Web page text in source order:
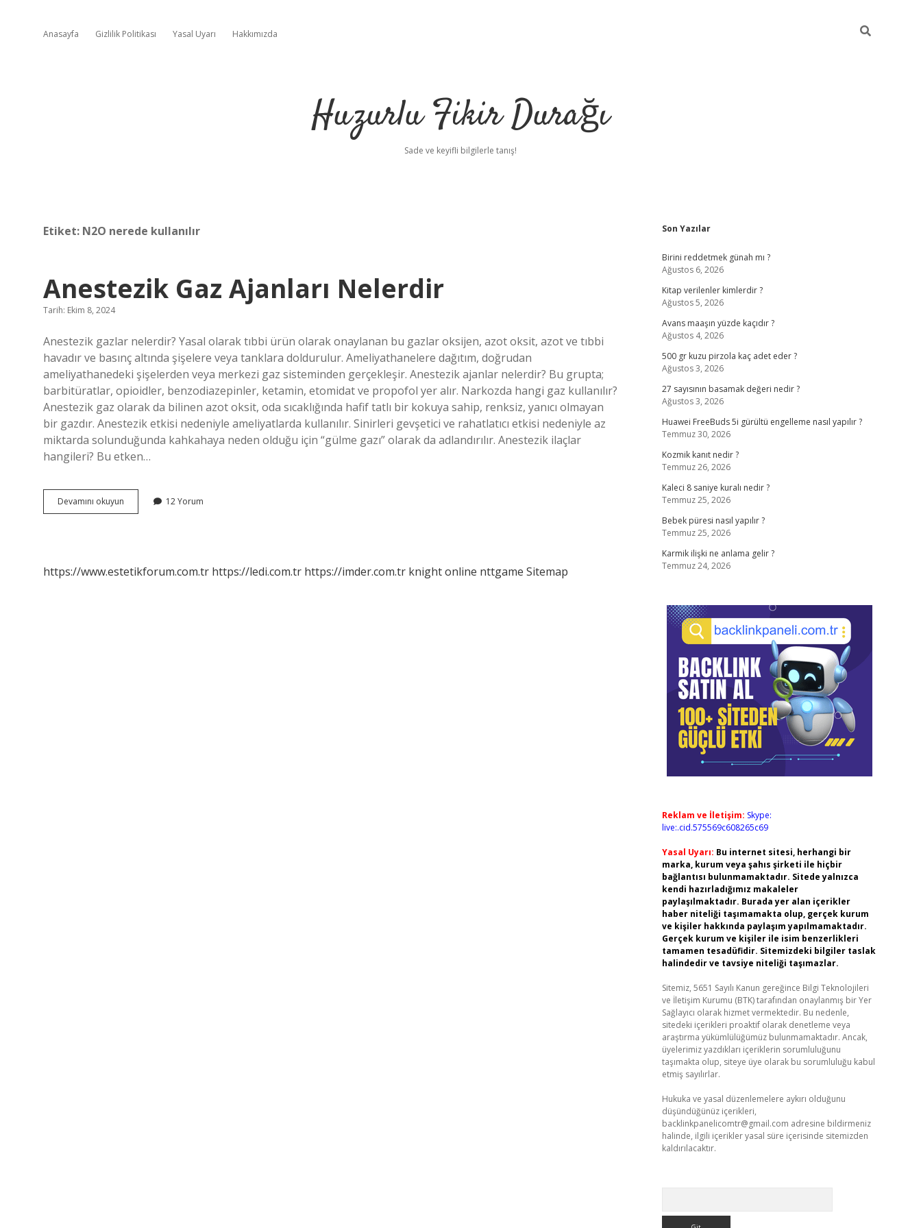
Anasayfa Gizlilik Politikası Yasal Uyarı Hakkımızda
Huzurlu Fikir Durağı
Sade ve keyifli bilgilerle tanış!
Etiket: N2O nerede kullanılır
Anestezik Gaz Ajanları Nelerdir
Tarih: Ekim 8, 2024
Anestezik gazlar nelerdir? Yasal olarak tıbbi ürün olarak onaylanan bu gazlar oksijen, azot oksit, azot ve tıbbi
havadır ve basınç altında şişelere veya tanklara doldurulur. Ameliyathanelere dağıtım, doğrudan
ameliyathanedeki şişelerden veya merkezi gaz sisteminden gerçekleşir. Anestezik ajanlar nelerdir? Bu grupta;
barbitüratlar, opioidler, benzodiazepinler, ketamin, etomidat ve propofol yer alır. Narkozda hangi gaz kullanılır?
Anestezik gaz olarak da bilinen azot oksit, oda sıcaklığında hafif tatlı bir kokuya sahip, renksiz, yanıcı olmayan
bir gazdır. Anestezik etkisi nedeniyle ameliyatlarda kullanılır. Sinirleri gevşetici ve rahatlatıcı etkisi nedeniyle az
miktarda solunduğunda kahkahaya neden olduğu için “gülme gazı” olarak da adlandırılır. Anestezik ilaçlar
hangileri? Bu etken…
Devamını okuyun Anestezik
Gaz
12 Yorum
https://www.estetikforum.com.tr https://ledi.com.tr https://imder.com.tr knight online nttgame Sitemap
Sidebar
Son Yazılar
Birini reddetmek günah mı ?
Ağustos 6, 2026
Kitap verilenler kimlerdir ?
Ağustos 5, 2026
Avans maaşın yüzde kaçıdır ?
Ağustos 4, 2026
500 gr kuzu pirzola kaç adet eder ?
Ağustos 3, 2026
27 sayısının basamak değeri nedir ?
Ağustos 3, 2026
Huawei FreeBuds 5i gürültü engelleme nasıl yapılır ?
Temmuz 30, 2026
Kozmik kanıt nedir ?
Temmuz 26, 2026
Kaleci 8 saniye kuralı nedir ?
Temmuz 25, 2026
Bebek püresi nasıl yapılır ?
Temmuz 25, 2026
Karmik ilişki ne anlama gelir ?
Temmuz 24, 2026
Reklam ve İletişim: Skype:
live:.cid.575569c608265c69
Yasal Uyarı: Bu internet sitesi, herhangi bir
marka, kurum veya şahıs şirketi ile hiçbir
bağlantısı bulunmamaktadır. Sitede yalnızca
kendi hazırladığımız makaleler
paylaşılmaktadır. Burada yer alan içerikler
haber niteliği taşımamakta olup, gerçek kurum
ve kişiler hakkında paylaşım yapılmamaktadır.
Gerçek kurum ve kişiler ile isim benzerlikleri
tamamen tesadüfidir. Sitemizdeki bilgiler taslak
halindedir ve tavsiye niteliği taşımazlar.
Sitemiz, 5651 Sayılı Kanun gereğince Bilgi Teknolojileri
ve İletişim Kurumu (BTK) tarafından onaylanmış bir Yer
Sağlayıcı olarak hizmet vermektedir. Bu nedenle,
sitedeki içerikleri proaktif olarak denetleme veya
araştırma yükümlülüğümüz bulunmamaktadır. Ancak,
üyelerimiz yazdıkları içeriklerin sorumluluğunu
taşımakta olup, siteye üye olarak bu sorumluluğu kabul
etmiş sayılırlar.
Hukuka ve yasal düzenlemelere aykırı olduğunu
düşündüğünüz içerikleri,
backlinkpanelicomtr@gmail.com adresine bildirmeniz
halinde, ilgili içerikler yasal süre içerisinde sitemizden
kaldırılacaktır.
ilbet giriş